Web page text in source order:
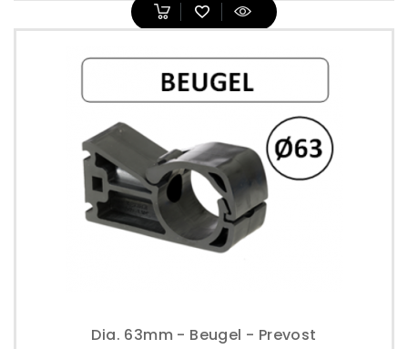
Dia. 63mm - Beugel - Prevost